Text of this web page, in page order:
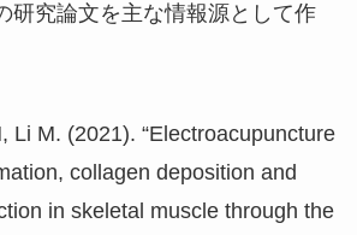
研究論文を主な情報源として作
Li M. (2021). “Electroacupuncture
collagen deposition and
in skeletal muscle through the